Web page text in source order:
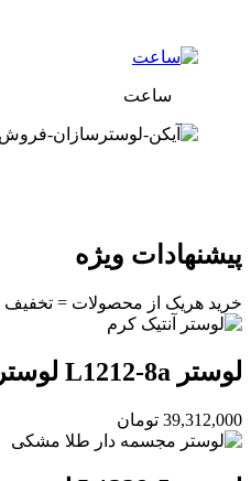
ساعت
پیشنهادات ویژه
خرید هریک از محصولات = تخفیف
لوستر L1212-8a لوسترسازان
39,312,000 تومان